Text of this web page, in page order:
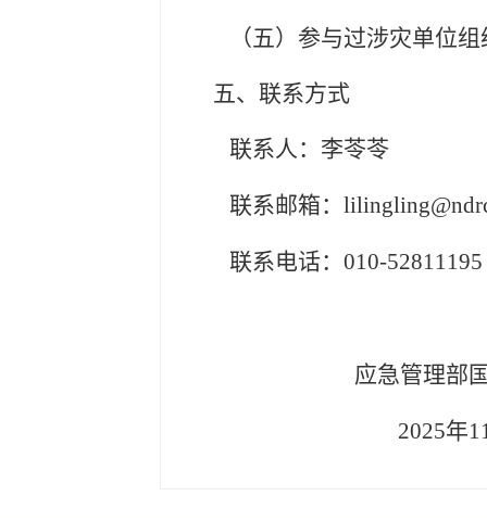
（五）参与过涉灾单位
五、联系方式
联系人：李苓苓
联系邮箱：
联系电话： 010-52811195
应急管理部
2025年